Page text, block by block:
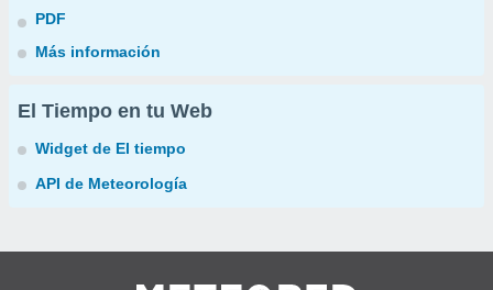
PDF
Más información
El Tiempo en tu Web
Widget de El tiempo
API de Meteorología